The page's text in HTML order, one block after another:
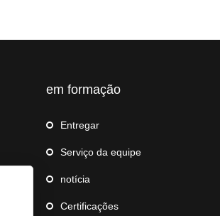
em formação
Entregar
Serviço da equipe
notícia
Certificações